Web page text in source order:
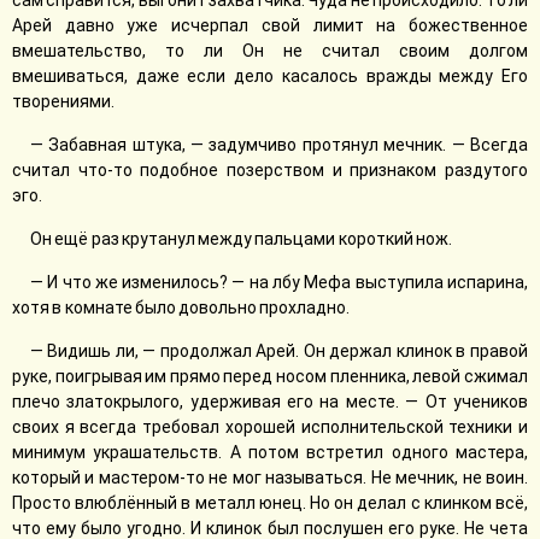
Арей давно уже исчерпал свой лимит на божественное
вмешательство, то ли Он не считал своим долгом
вмешиваться, даже если дело касалось вражды между Его
творениями.
— Забавная штука, — задумчиво протянул мечник. — Всегда
считал что-то подобное позерством и признаком раздутого
эго.
Он ещё раз крутанул между пальцами короткий нож.
— И что же изменилось? — на лбу Мефа выступила испарина,
хотя в комнате было довольно прохладно.
— Видишь ли, — продолжал Арей. Он держал клинок в правой
руке, поигрывая им прямо перед носом пленника, левой сжимал
плечо златокрылого, удерживая его на месте. — От учеников
своих я всегда требовал хорошей исполнительской техники и
минимум украшательств. А потом встретил одного мастера,
который и мастером-то не мог называться. Не мечник, не воин.
Просто влюблённый в металл юнец. Но он делал с клинком всё,
что ему было угодно. И клинок был послушен его руке. Не чета